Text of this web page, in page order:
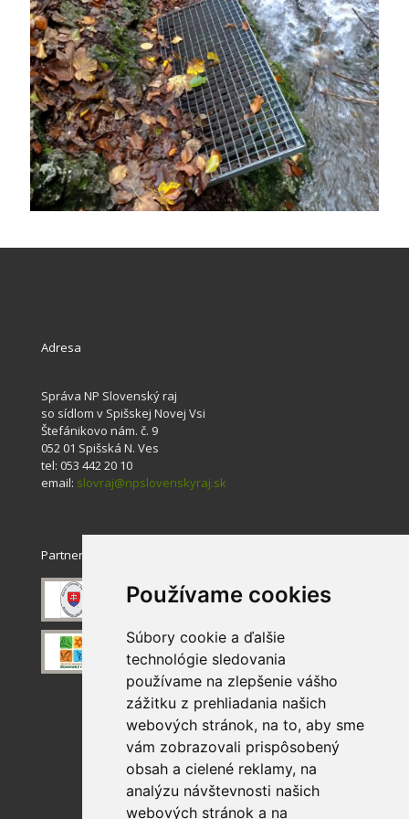
Používame cookies
Súbory cookie a ďalšie
technológie sledovania
používame na zlepšenie vášho
zážitku z prehliadania našich
webových stránok, na to, aby sme
vám zobrazovali prispôsobený
obsah a cielené reklamy, na
analýzu návštevnosti našich
webových stránok a na
Adresa
Správa NP Slovenský raj
so sídlom v Spišskej Novej Vsi
Štefánikovo nám. č. 9
052 01 Spišská N. Ves
tel: 053 442 20 10
email: slovraj@npslovenskyraj.sk
Partneri